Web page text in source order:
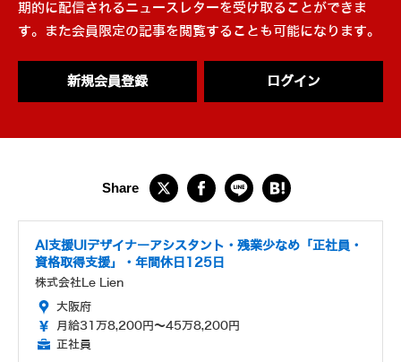
期的に配信されるニュースレターを受け取ることができま
す。また会員限定の記事を閲覧することも可能になります。
新規会員登録 ログイン
AI支援UIデザイナーアシスタント・残業少なめ「正社員・
資格取得支援」・年間休日125日
株式会社Le Lien
大阪府
月給31万8,200円～45万8,200円
正社員